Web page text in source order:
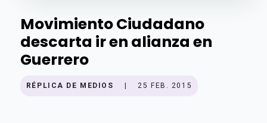
Movimiento Ciudadano
descarta ir en alianza en
Guerrero
RÉPLICA DE MEDIOS 25 FEB. 2015